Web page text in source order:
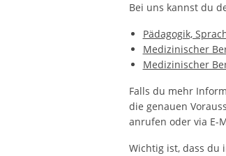
Bei uns kannst du
Pädagogik,
Medizinischer
Medizinischer
Falls du mehr
die genauen
anrufen oder via E-
Wichtig ist, dass du